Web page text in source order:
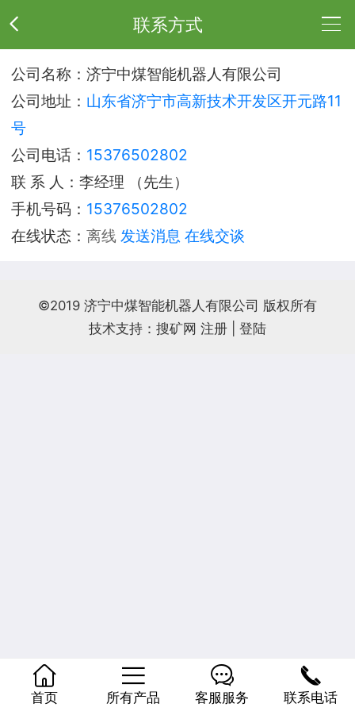
联系方式
公
介
绍
应
产
采
购 荣
公司名称：济宁中煤智能机器人有限公司
公司地址： 山东省济宁市高新技术开发区开元路11
号
公司电话： 15376502802
联 系 人：李经理 （先生）
手机号码： 15376502802
在线状态：离线 发送消息 在线交谈
©2019 济宁中煤智能机器人有限公司 版权所有
技术支持：搜矿网 注册 登陆

首页

所有产品

客服服务

联系电话